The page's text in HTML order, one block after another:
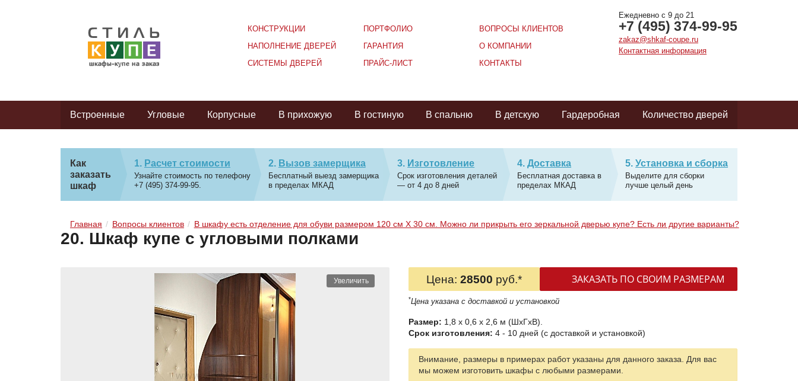
Ежедневно с 9 до 21
+7 (495) 374-99-95
zakaz@shkaf-coupe.ru
Контактная информация
КОНСТРУКЦИИ
НАПОЛНЕНИЕ ДВЕРЕЙ
СИСТЕМЫ ДВЕРЕЙ
ПОРТФОЛИО
ГАРАНТИЯ
ПРАЙС-ЛИСТ
ВОПРОСЫ КЛИЕНТОВ
О КОМПАНИИ
КОНТАКТЫ
Встроенные Угловые Корпусные В прихожую В гостиную В спальню В детскую Гардеробная Количество дверей
Как
заказать
шкаф
Расчет стоимости
Узнайте стоимость по телефону
+7 (495) 374-99-95.
Вызов замерщика
Бесплатный выезд замерщика
в пределах МКАД
Изготовление
Срок изготовления деталей
— от 4 до 8 дней
Доставка
Бесплатная доставка в
пределах МКАД
Установка и сборка
Выделите для сборки
лучше целый день
Главная Вопросы клиентов В шкафу есть отделение для обуви размером 120 см Х 30 см. Можно ли прикрыть его зеркальной дверью купе? Есть ли другие варианты?
20. Шкаф купе с угловыми полками
Увеличить Цена: 28500 руб.* ЗАКАЗАТЬ ПО СВОИМ РАЗМЕРАМ
*Цена указана с доставкой и установкой
Размер: 1,8 x 0,6 x 2,6 м (ШxГxВ).
Срок изготовления: 4 - 10 дней (с доставкой и установкой)
Внимание, размеры в примерах работ указаны для данного заказа. Для вас
мы можем изготовить шкафы с любыми размерами.